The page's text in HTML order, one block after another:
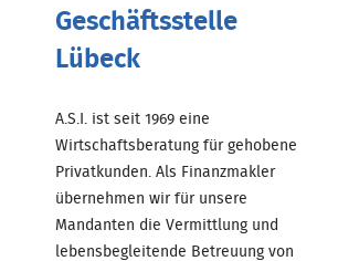
Geschäftsstelle
Lübeck
A.S.I. ist seit 1969 eine
Wirtschaftsberatung für gehobene
Privatkunden. Als Finanzmakler
übernehmen wir für unsere
Mandanten die Vermittlung und
lebensbegleitende Betreuung von